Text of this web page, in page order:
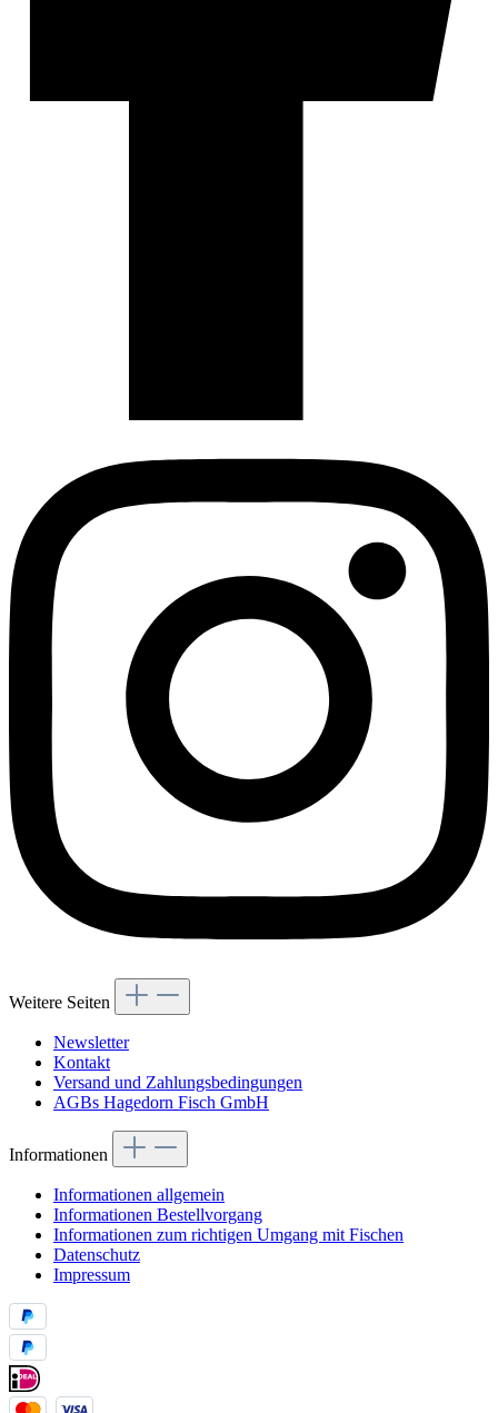
Weitere Seiten
Newsletter
Kontakt
Versand und Zahlungsbedingungen
AGBs Hagedorn Fisch GmbH
Informationen
Informationen allgemein
Informationen Bestellvorgang
Informationen zum richtigen Umgang mit Fischen
Datenschutz
Impressum